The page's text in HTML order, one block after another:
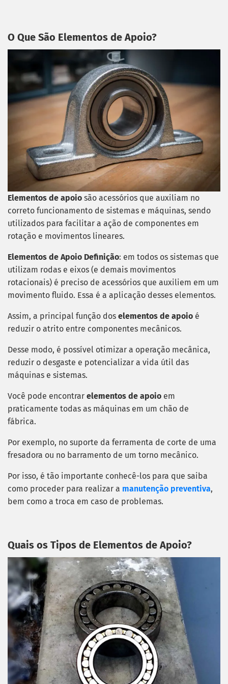
O Que São Elementos de Apoio?
Elementos de apoio são acessórios que auxiliam no
correto funcionamento de sistemas e máquinas, sendo
utilizados para facilitar a ação de componentes em
rotação e movimentos lineares.
Elementos de Apoio Definição: em todos os sistemas que
utilizam rodas e eixos (e demais movimentos
rotacionais) é preciso de acessórios que auxiliem em um
movimento fluido. Essa é a aplicação desses elementos.
Assim, a principal função dos elementos de apoio é
reduzir o atrito entre componentes mecânicos.
Desse modo, é possível otimizar a operação mecânica,
reduzir o desgaste e potencializar a vida útil das
máquinas e sistemas.
Você pode encontrar elementos de apoio em
praticamente todas as máquinas em um chão de
fábrica.
Por exemplo, no suporte da ferramenta de corte de uma
fresadora ou no barramento de um torno mecânico.
Por isso, é tão importante conhecê-los para que saiba
como proceder para realizar a manutenção preventiva,
bem como a troca em caso de problemas.
Quais os Tipos de Elementos de Apoio?